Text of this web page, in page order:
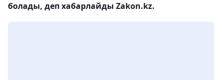
болады, деп хабарлайды Zakon.kz.